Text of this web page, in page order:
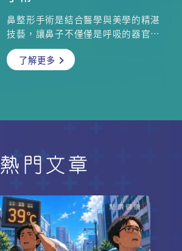
班族，還是高溫下的戶外勞動者，這
篇文章都將成為你平安度過酷暑、為
秋冬打好健康地基的關鍵解答！
鼻整形手術是結合醫學與美學的精湛
技藝，讓鼻子不僅僅是呼吸的器官，
更成為臉部的美麗焦點。無論是修復
因受傷或先天缺陷而造成的結構問
生為大家解答種種疑問。
了解更多
熱門文章